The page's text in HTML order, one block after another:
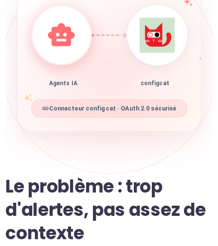
Agents IA configcat
Connecteur configcat · OAuth 2.0 sécurisé
Le problème : trop
d'alertes, pas assez de
contexte